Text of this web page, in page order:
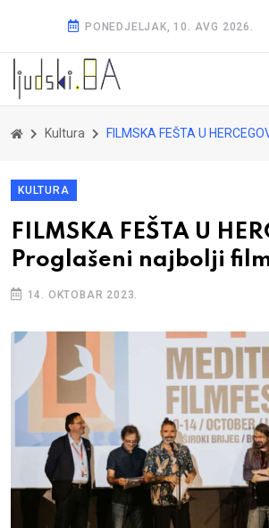
PONEDJELJAK, 10. AVG 2026.
Kultura FILMSKA FEŠTA U HERCEGOVINI: Proglašeni najbolji filmovi
KULTURA
FILMSKA FEŠTA U
Proglašeni najbolji
14. OKTOBAR 2023.